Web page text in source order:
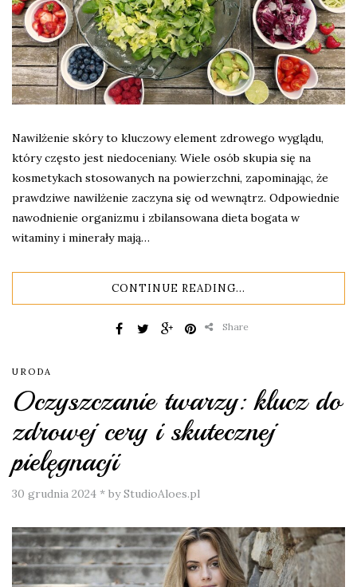
Nawilżenie skóry to kluczowy element zdrowego wyglądu,
który często jest niedoceniany. Wiele osób skupia się na
kosmetykach stosowanych na powierzchni, zapominając, że
prawdziwe nawilżenie zaczyna się od wewnątrz. Odpowiednie
nawodnienie organizmu i zbilansowana dieta bogata w
witaminy i minerały mają…
CONTINUE READING...
Share
URODA
Oczyszczanie twarzy: klucz do
zdrowej cery i skutecznej
pielęgnacji
30 grudnia 2024 * by StudioAloes.pl